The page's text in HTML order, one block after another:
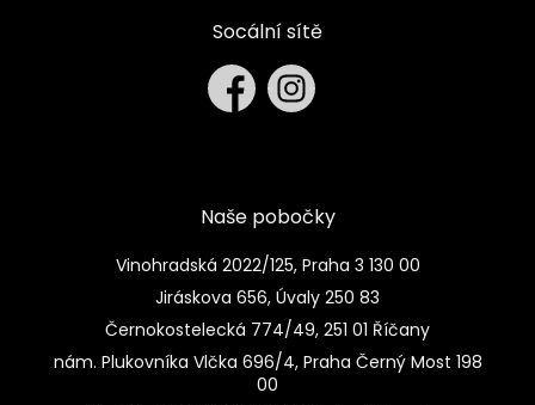
Socální sítě
Naše pobočky
Vinohradská 2022/125, Praha 3 130 00
Jiráskova 656, Úvaly 250 83
Černokostelecká 774/49, 251 01 Říčany
nám. Plukovníka Vlčka 696/4, Praha Černý Most 198
00